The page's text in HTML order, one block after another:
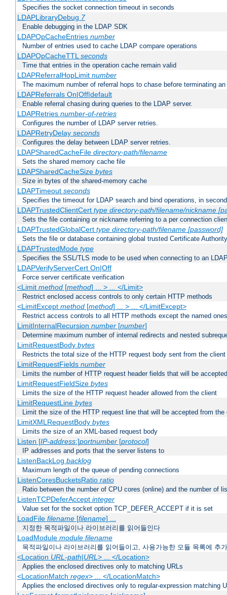
Specifies the socket connection timeout in seconds
LDAPLibraryDebug 7
Enable debugging in the LDAP SDK
LDAPOpCacheEntries number
Number of entries used to cache LDAP compare operations
LDAPOpCacheTTLseconds
Time that entries in the operation cache remain valid
LDAPReferralHopLimit number
The maximum number of referral hops to chase before terminating
LDAPReferrals On|Off|default
Enable referral chasing during queries to the LDAP server.
LDAPRetries number-of-retries
Configures the number of LDAP server retries.
LDAPRetryDelay seconds
Configures the delay between LDAP server retries.
LDAPSharedCacheFile directory-path/filename
Sets the shared memory cache file
LDAPSharedCacheSize bytes
Size in bytes of the shared-memory cache
LDAPTimeout seconds
Specifies the timeout for LDAP search and bind operations, in
LDAPTrustedClientCert type directory-path/filename/nickname
Sets the file containing or nickname referring to a per connection
LDAPTrustedGlobalCert type directory-path/filename [password]
Sets the file or database containing global trusted Certificate
LDAPTrustedMode type
Specifies the SSL/TLS mode to be used when connecting to an
LDAPVerifyServerCert On|Off
Force server certificate verification
<Limit method[method] ... > ... </Limit>
Restrict enclosed access controls to only certain HTTP methods
<LimitExcept method[method] ... > ... </LimitExcept>
Restrict access controls to all HTTP methods except the named ones
LimitInternalRecursion number[number]
Determine maximum number of internal redirects and nested
LimitRequestBody bytes
Restricts the total size of the HTTP request body sent from the client
LimitRequestFields number
Limits the number of HTTP request header fields that will be
LimitRequestFieldSize bytes
Limits the size of the HTTP request header allowed from the client
LimitRequestLine bytes
Limit the size of the HTTP request line that will be accepted from the
LimitXMLRequestBody bytes
Limits the size of an XML-based request body
Listen [IP-address:]portnumber[protocol]
IP addresses and ports that the server listens to
ListenBackLog backlog
Maximum length of the queue of pending connections
ListenCoresBucketsRatio ratio
Ratio between the number of CPU cores (online) and the number of
ListenTCPDeferAccept integer
Value set for the socket option TCP_DEFER_ACCEPT if it is set
LoadFile filename[filename] ...
지정한 목적파일이나 라이브러리를 읽어들인다
LoadModule module filename
목적파일이나 라이브러리를 읽어들이고, 사용가능한 모듈 목록에 추
<Location URL-path|URL> ... </Location>
Applies the enclosed directives only to matching URLs
<LocationMatch regex> ... </LocationMatch>
Applies the enclosed directives only to regular-expression matching